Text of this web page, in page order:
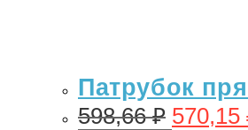
Патрубок
598,66₽ 570,15